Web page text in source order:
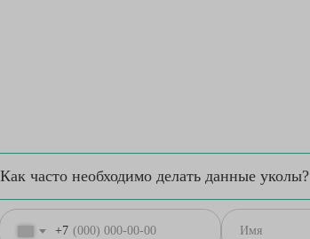
Как часто необходимо делать данные уколы?
+7